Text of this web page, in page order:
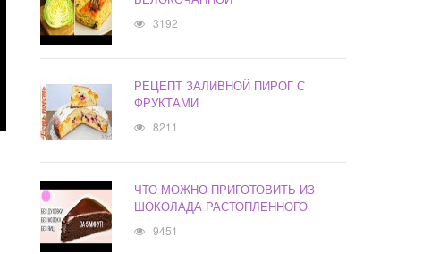
3192
РЕЦЕПТ ЗАЛИВНОЙ ПИРОГ С
ФРУКТАМИ
8211
ЧТО МОЖНО ПРИГОТОВИТЬ ИЗ
ШОКОЛАДА РАСТОПЛЕННОГО
9451